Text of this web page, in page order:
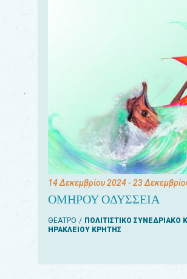
14 Δεκεμβρίου 2024- 23
ΟΜΗΡΟΥ ΟΔΥΣΣΕΙΑ
ΘΕΑΤΡΟ
ΠΟΛΙΤΙΣΤΙΚΟ ΣΥΝΕΔΡΙΑΚΟ
ΗΡΑΚΛΕΙΟΥ ΚΡΗΤΗΣ